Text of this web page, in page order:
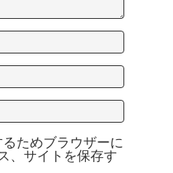
ためブラウザーに
、サイトを保存す